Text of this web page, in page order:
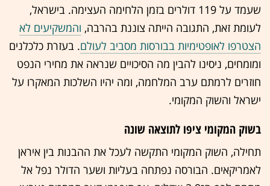
שעמד על 119 דולרים בזמן הלחימה העצימה. בישראל,
לעומת זאת, התגובה הייתה צוננת בהרבה, והמשקיעים לא
הצטרפו לאופטימיות בבורסות מסביב לעולם. בעזרת כלכלנים
ומומחים, ניסינו להבין מה הסיכויים שנראה את מחירי הנפט
חוזרים לרמתם ערב המלחמה, ומה יהיו השלכות המאקרו על
ישראל והשוק המקומי.
בשוק המקומי ציפו לתוצאה שונה
תחילה, השוק המקומי התקשה לעכל את ההבנות בין איראן
לאמריקאים. הבורסה נפתחה בעליות ושער הדולר נפל אל